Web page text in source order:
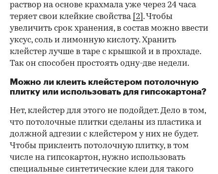
раствор на основе крахмала уже через 24 часа
теряет свои клейкие свойства [2] . Чтобы
увеличить срок хранения, в состав можно ввести
уксус, соль и лимонную кислоту. Хранить
клейстер лучше в таре с крышкой и в прохладе.
Так он способен простоять одну-две недели.
Можно ли клеить клейстером потолочную
плитку или использовать для гипсокартона?
Нет, клейстер для этого не подойдет. Дело в том,
что потолочные плитки сделаны из пластика и
должной адгезии с клейстером у них не будет.
Чтобы приклеить потолочную плитку, в том
числе на гипсокартон, нужно использовать
специальные синтетические клеи для такого